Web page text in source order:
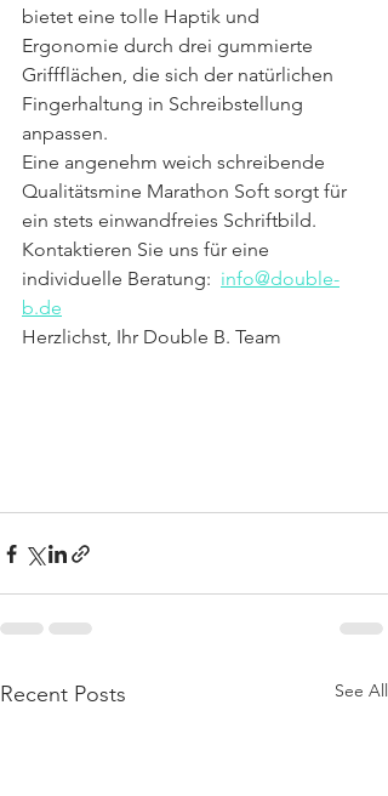
bietet eine tolle Haptik und
Ergonomie durch drei gummierte
Griffflächen, die sich der natürlichen
Fingerhaltung in Schreibstellung
anpassen.
Eine angenehm weich schreibende
Qualitätsmine Marathon Soft sorgt für
ein stets einwandfreies Schriftbild.
Kontaktieren Sie uns für eine
individuelle Beratung: info@double-
b.de
Herzlichst, Ihr Double B. Team
Recent Posts See All